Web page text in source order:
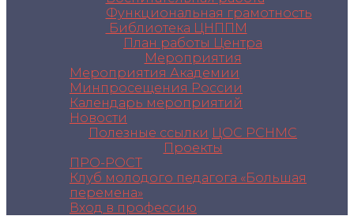
Функциональная грамотность
Библиотека ЦНППМ
План работы Центра
Мероприятия
Мероприятия Академии
Минпросещения России
Календарь мероприятий
Новости
Полезные ссылки ЦОС РСНМС
Проекты
ПРО-РОСТ
Клуб молодого педагога «Большая
перемена»
Вход в профессию